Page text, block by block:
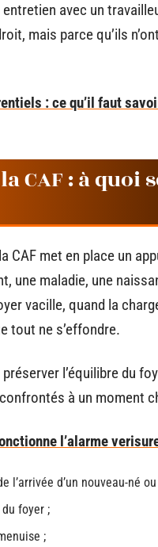
avec un
mais parce qu’ils
: ce qu’il faut
CAF : à
CAF met en place un
une maladie, une
vacille, quand la
tout ne s’effondre.
l’équilibre du
à un moment
l’alarme
l’arrivée d’un nouveau-né
foyer ;
;